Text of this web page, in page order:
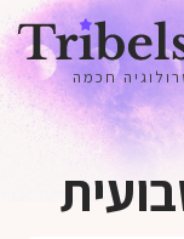
חכמה